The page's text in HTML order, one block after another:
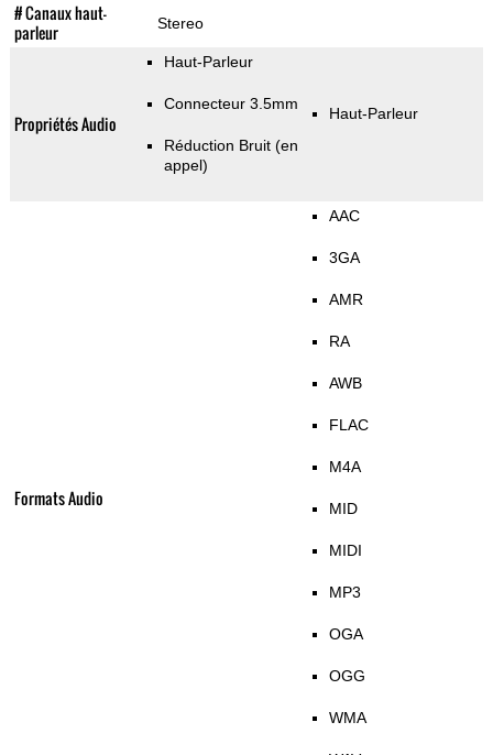
# Canaux haut-
parleur
Stereo
Propriétés Audio
Haut-Parleur
Connecteur 3.5mm
Réduction Bruit (en
appel)
Haut-Parleur
Formats Audio
AAC
3GA
AMR
RA
AWB
FLAC
M4A
MID
MIDI
MP3
OGA
OGG
WMA